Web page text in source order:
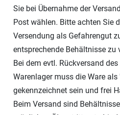
Sie bei Übernahme der
Post wählen. Bitte achten Sie
Versendung als Gefahrengut
entsprechende Behältnisse zu
Bei dem evtl. Rückversand
Warenlager muss die Ware
gekennzeichnet sein und frei
Beim Versand sind